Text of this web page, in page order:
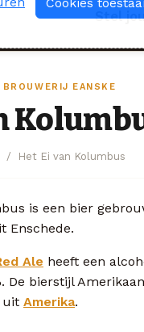
Stel
EANSKE
Het Ei van Kolumbus
is een bier
Enschede.
Ale heeft een
De bierstijl
uit Amerika.